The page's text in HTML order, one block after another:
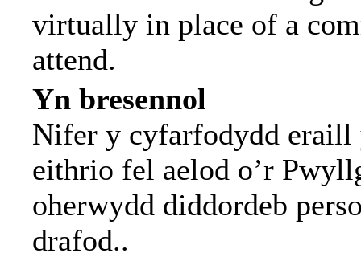
virtually in place of a
attend.
Yn bresennol
Nifer y cyfarfodydd eraill
eithrio fel aelod o’r
oherwydd diddordeb
drafod..